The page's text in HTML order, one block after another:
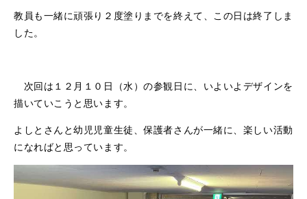
教員も一緒に頑張り２度塗りまでを終えて、この日は終了しま
した。
次回は１２月１０日（水）の参観日に、いよいよデザインを
描いていこうと思います。
よしとさんと幼児児童生徒、保護者さんが一緒に、楽しい活動
になればと思っています。